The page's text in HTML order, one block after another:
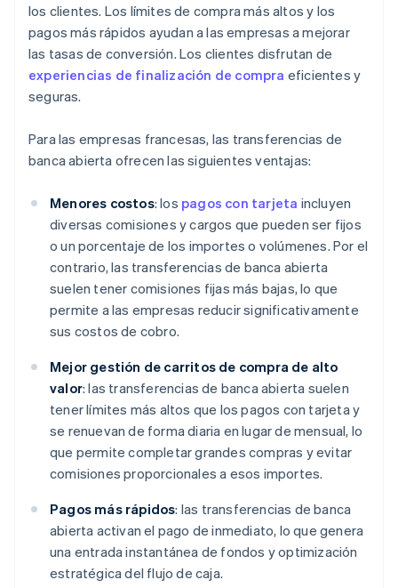
los clientes. Los límites de compra más altos y los
pagos más rápidos ayudan a las empresas a mejorar
las tasas de conversión. Los clientes disfrutan de
experiencias de finalización de compra eficientes y
seguras.
Para las empresas francesas, las transferencias de
banca abierta ofrecen las siguientes ventajas:
Menores costos: los pagos con tarjeta incluyen
diversas comisiones y cargos que pueden ser fijos
o un porcentaje de los importes o volúmenes. Por el
contrario, las transferencias de banca abierta
suelen tener comisiones fijas más bajas, lo que
permite a las empresas reducir significativamente
sus costos de cobro.
Mejor gestión de carritos de compra de alto
valor: las transferencias de banca abierta suelen
tener límites más altos que los pagos con tarjeta y
se renuevan de forma diaria en lugar de mensual, lo
que permite completar grandes compras y evitar
comisiones proporcionales a esos importes.
Pagos más rápidos: las transferencias de banca
abierta activan el pago de inmediato, lo que genera
una entrada instantánea de fondos y optimización
estratégica del flujo de caja.